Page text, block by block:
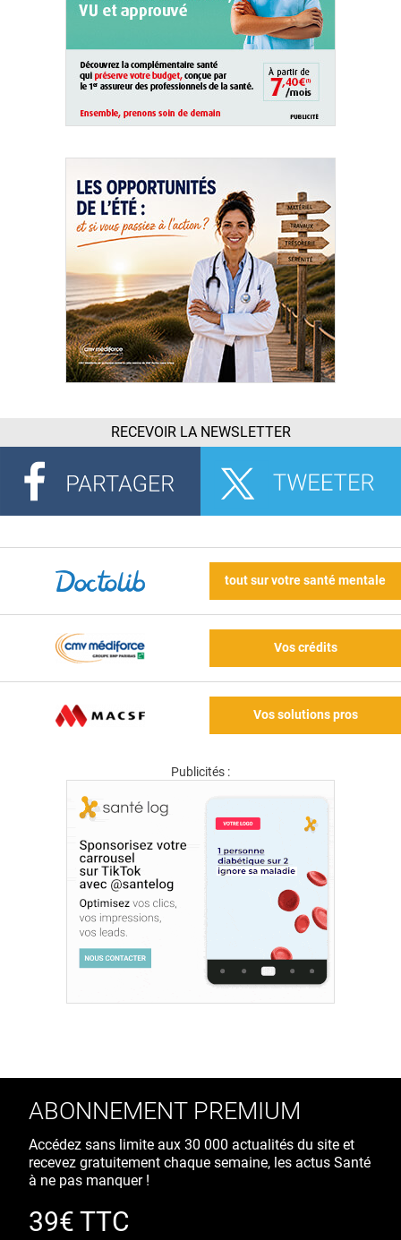
RECEVOIR LA NEWSLETTER
tout sur votre santé mentale
Vos crédits
Vos solutions pros
Publicités :
ABONNEMENT PREMIUM
Accédez sans limite aux 30 000 actualités du site et
recevez gratuitement chaque semaine, les actus Santé
à ne pas manquer !
39€ TTC